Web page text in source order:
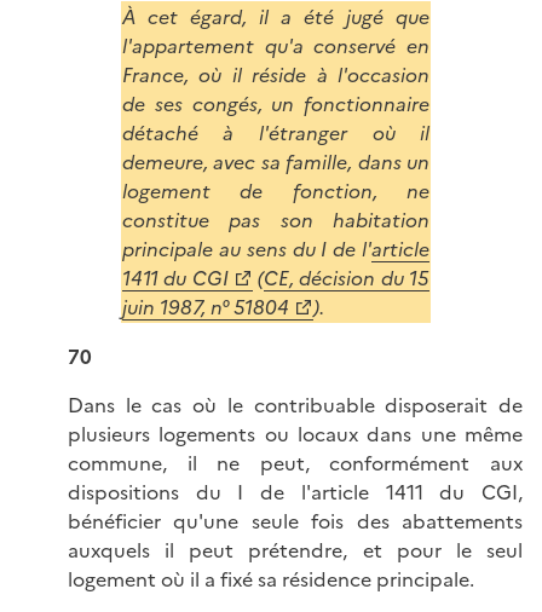
À cet égard, il a été jugé que
l'appartement qu'a conservé en
France, où il réside à l'occasion
de ses congés, un fonctionnaire
détaché à l'étranger où il
demeure, avec sa famille, dans un
logement de fonction, ne
constitue pas son habitation
principale au sens du I de l'article
1411 du CGI
(CE, décision du 15
juin 1987, n° 51804
).
70
Dans le cas où le contribuable disposerait de
plusieurs logements ou locaux dans une même
commune, il ne peut, conformément aux
dispositions du I de l'article 1411 du CGI,
bénéficier qu'une seule fois des abattements
auxquels il peut prétendre, et pour le seul
logement où il a fixé sa résidence principale.